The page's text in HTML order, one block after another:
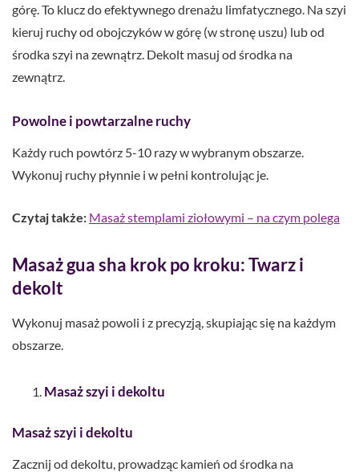
górę. To klucz do efektywnego drenażu limfatycznego. Na szyi
kieruj ruchy od obojczyków w górę (w stronę uszu) lub od
środka szyi na zewnątrz. Dekolt masuj od środka na
zewnątrz.
Powolne i powtarzalne ruchy
Każdy ruch powtórz 5-10 razy w wybranym obszarze.
Wykonuj ruchy płynnie i w pełni kontrolując je.
Czytaj także: Masaż stemplami ziołowymi – na czym polega
Masaż gua sha krok po kroku: Twarz i
dekolt
Wykonuj masaż powoli i z precyzją, skupiając się na każdym
obszarze.
Masaż szyi i dekoltu
Masaż szyi i dekoltu
Zacznij od dekoltu, prowadząc kamień od środka na